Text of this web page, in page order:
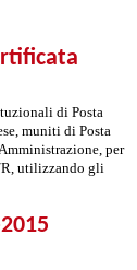
di Posta
muniti di Posta
per
R, utilizzando gli